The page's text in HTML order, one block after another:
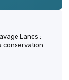
Lands :
conservation